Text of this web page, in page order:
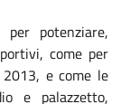
potenziare,
come per
e come le
e palazzetto,